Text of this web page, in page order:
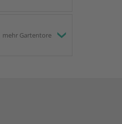
mehr Gartentore